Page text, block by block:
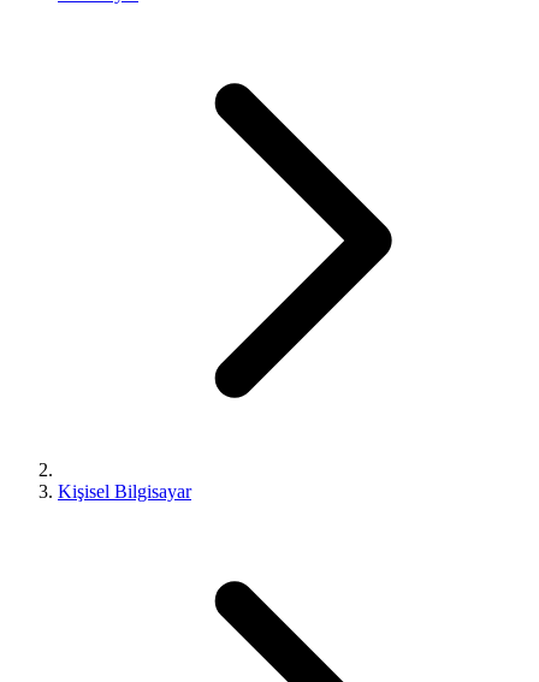
Kişisel Bilgisayar